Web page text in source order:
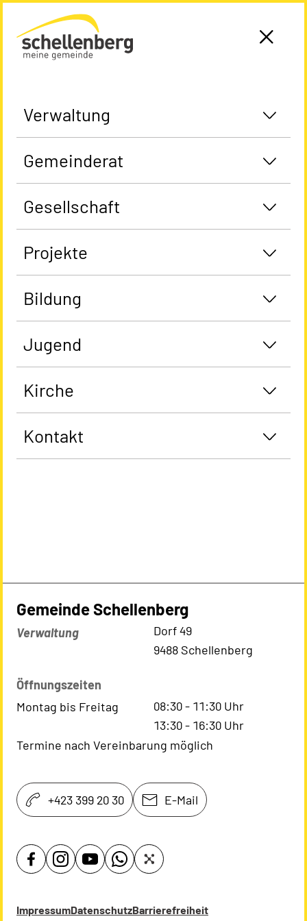
Gemeinde Schellenberg Startseite
Verwaltung
Gemeinderat
Gesellschaft
Projekte
Bildung
Jugend
Kirche
Kontakt
Gemeinde Schellenberg
Verwaltung
Dorf 49
9488 Schellenberg
Öffnungszeiten
Montag bis Freitag
08:30- 11:30 Uhr
13:30- 16:30 Uhr
Termine nach Vereinbarung möglich
+423 399 20 30 E-Mail
ImpressumDatenschutzBarrierefreiheit